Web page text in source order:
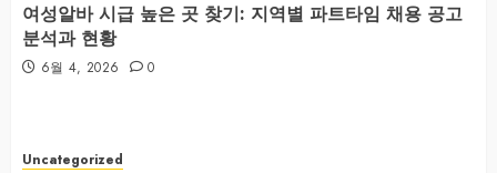
여성알바 시급 높은 곳 찾기: 지역별 파트타임 채용 공고
분석과 현황
6월 4, 2026 0
Uncategorized